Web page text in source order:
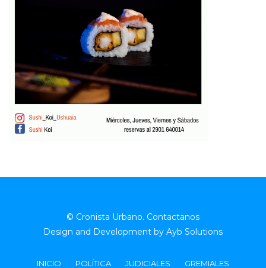
© Cronista Urbano. Contactanos
Design and Development by Ayb Solutions
INICIO POLÍTICA JUDICIALES GREMIALES